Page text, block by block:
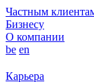
Частным
Бизнесу
О компании
be en
Карьера